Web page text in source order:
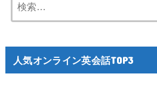
索:
人気オンライン英会話TOP3